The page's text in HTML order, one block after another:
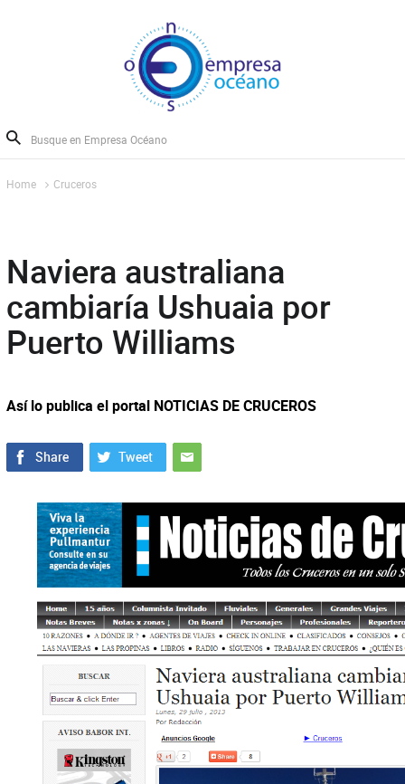
Home Cruceros
Naviera australiana
cambiaría Ushuaia por
Puerto Williams
Así lo publica el portal NOTICIAS DE CRUCEROS